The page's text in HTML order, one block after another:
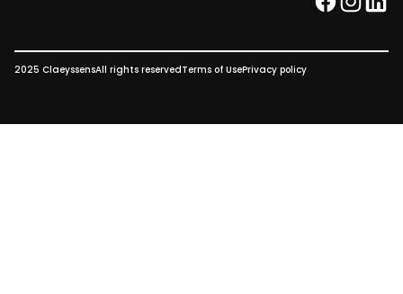
facebook
2025 ClaeyssensAll rights reservedTerms of UsePrivacy policy